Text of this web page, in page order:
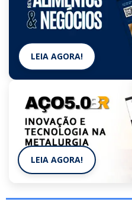
LEIA AGORA!
LEIA AGORA!